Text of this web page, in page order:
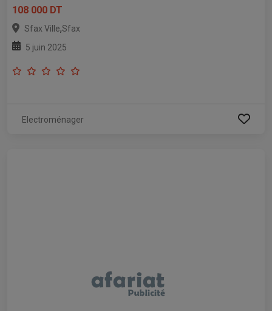
108 000 DT
Sfax Ville,Sfax
5 juin 2025
Electroménager